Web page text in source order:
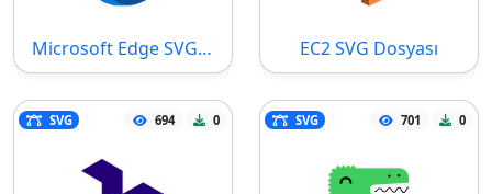
Microsoft Edge SVG Dosyası EC2 SVG Dosyası
SVG 694 0 SVG 701 0